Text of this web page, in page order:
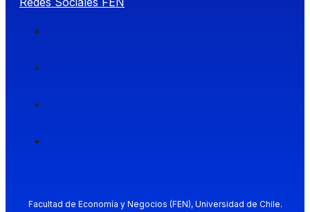
Facultad de Economía y Negocios (FEN), Universidad de Chile.